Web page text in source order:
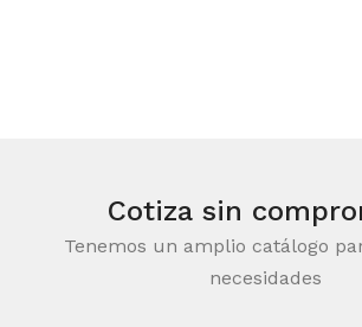
Cotiza sin
Tenemos un amplio catálogo
necesidades